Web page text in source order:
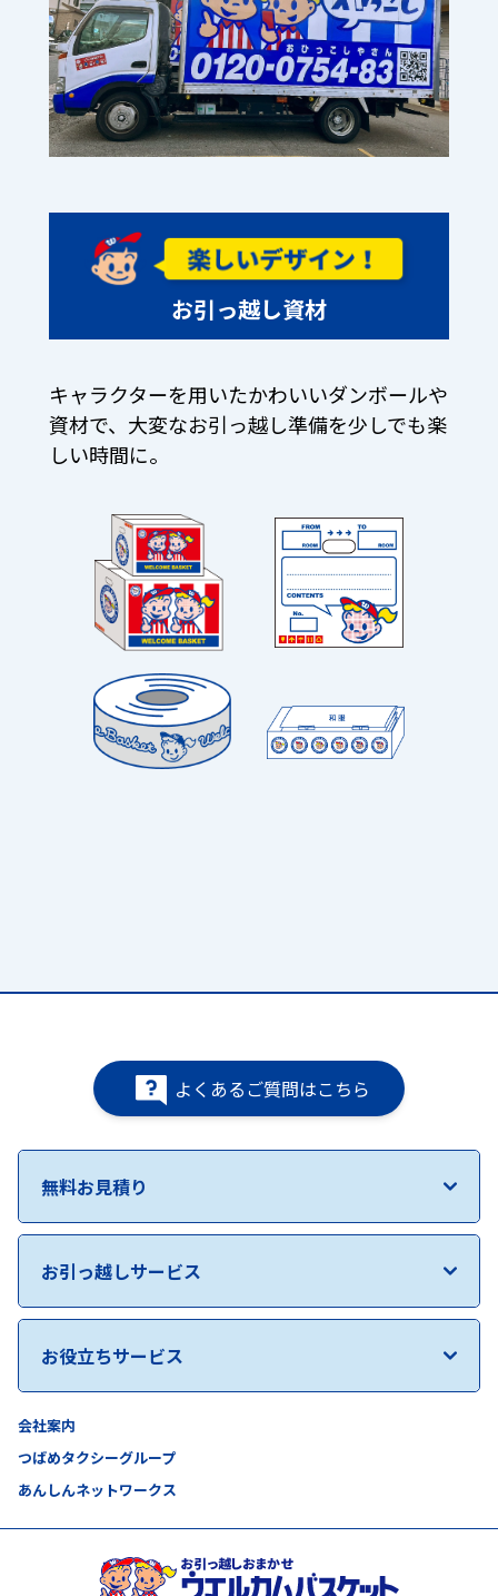
お引っ越し資材
キャラクターを用いたかわいいダンボールや
資材で、大変なお引っ越し準備を少しでも楽
しい時間に。
よくあるご質問はこちら
無料お見積り
お引っ越しサービス
お役立ちサービス
会社案内
つばめタクシーグループ
あんしんネットワークス